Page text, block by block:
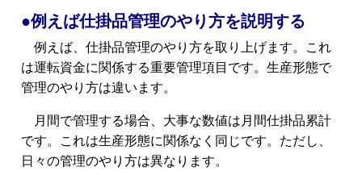
●例えば仕掛品管理のやり方を説明する
例えば、仕掛品管理のやり方を取り上げます。
これ
は運転資金に関係する重要管理項目です。生産形態で
管理のやり方は違います。
月間で管理する場合、大事な数値は月間仕掛品累計
です。これは生産形態に関係なく同じです。ただし、
日々の管理のやり方は異なります。